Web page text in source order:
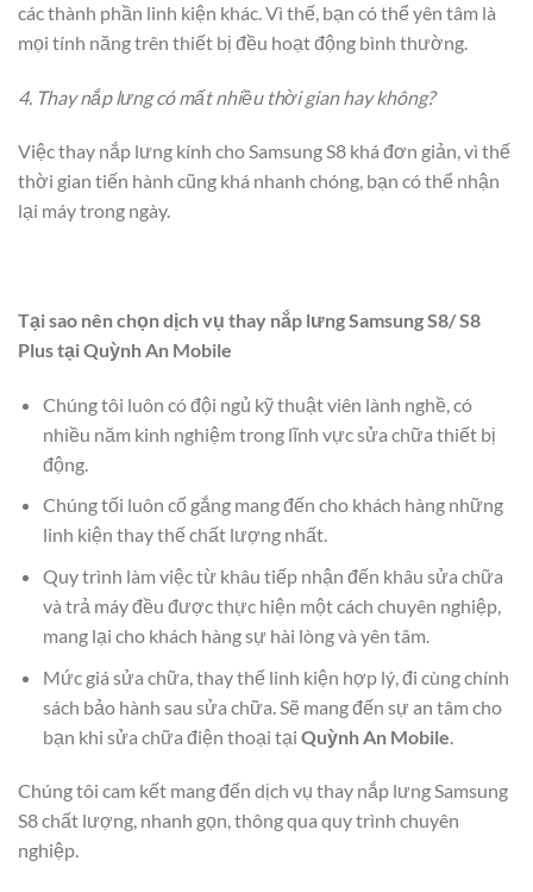
các thành phần linh kiện khác. Vì thế, bạn có thể yên tâm là
mọi tính năng trên thiết bị đều hoạt động bình thường.
4. Thay nắp lưng có mất nhiều thời gian hay không?
Việc thay nắp lưng kính cho Samsung S8 khá đơn giản, vì thế
thời gian tiến hành cũng khá nhanh chóng, bạn có thể nhận
lại máy trong ngày.
Tại sao nên chọn dịch vụ thay nắp lưng Samsung S8/ S8
Plus tại Quỳnh An Mobile
Chúng tôi luôn có đội ngủ kỹ thuật viên lành nghề, có
nhiều năm kinh nghiệm trong lĩnh vực sửa chữa thiết bị
động.
Chúng tối luôn cố gắng mang đến cho khách hàng những
linh kiện thay thế chất lượng nhất.
Quy trình làm việc từ khâu tiếp nhận đến khâu sửa chữa
và trả máy đều được thực hiện một cách chuyên nghiệp,
mang lại cho khách hàng sự hài lòng và yên tâm.
Mức giá sửa chữa, thay thế linh kiện hợp lý, đi cùng chính
sách bảo hành sau sửa chữa. Sẽ mang đến sự an tâm cho
bạn khi sửa chữa điện thoại tại Quỳnh An Mobile
Chúng tôi cam kết mang đến dịch vụ thay nắp lưng Samsung
S8 chất lượng, nhanh gọn, thông qua quy trình chuyên
nghiệp.